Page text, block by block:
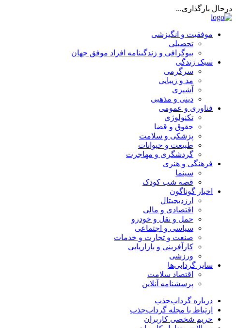
درحال بارگذاری...
موفقیت و انگیزشی
تحصیلی
بیوگرافی و زندگینامه افراد موفق جهان
سبک زندگی
سرگرمی
مد و زیبایی
آشپزی
دینی و مذهبی
فناوری و عمومی
تکنولوژی
حقوق و قضا
پزشکی و سلامت
طبیعت و حیوانات
گردشگری و مهاجرت
فرهنگی و هنری
سینما
قصه شب کودک
اخبار گوناگون
ارزدیجیتال
اقتصادی و مالی
حمل و نقل و خودرو
سیاسی و اجتماعی
صنعت و تجارت و خدمات
کارآفرینی و بازاریابی
ورزشی
سایر گردابی‌ها
اقتصاد سلامت
پرسشنامه آنلاین
درباره گرداب‌جذب
ارتباط با مجله گرداب‌جذب
حریم شخصی کاربران